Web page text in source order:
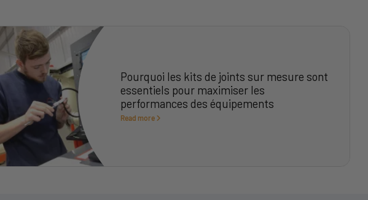
Pourquoi les kits de joints sur mesure sont
essentiels pour maximiser les
performances des équipements
Read more